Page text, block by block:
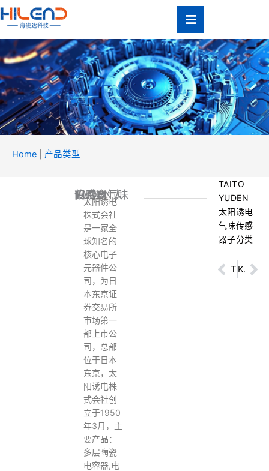
跳
至
产品
Home 产品类型
TAITO YUDEN太阳诱电气味传感器
太阳诱电
株式会社
是一家全
球知名的
核心电子
元器件公
司，为日
本东京证
券交易所
市场第一
部上市公
司，总部
位于日本
东京，太
阳诱电株
式会社创
立于1950
年3月，主
要产品：
多层陶瓷
电容器,电
TAITO
YUDEN
太阳诱电
气味传感
器子分类
Prev
TAITO YUDEN太阳诱电电感器KEMET基美钽电容